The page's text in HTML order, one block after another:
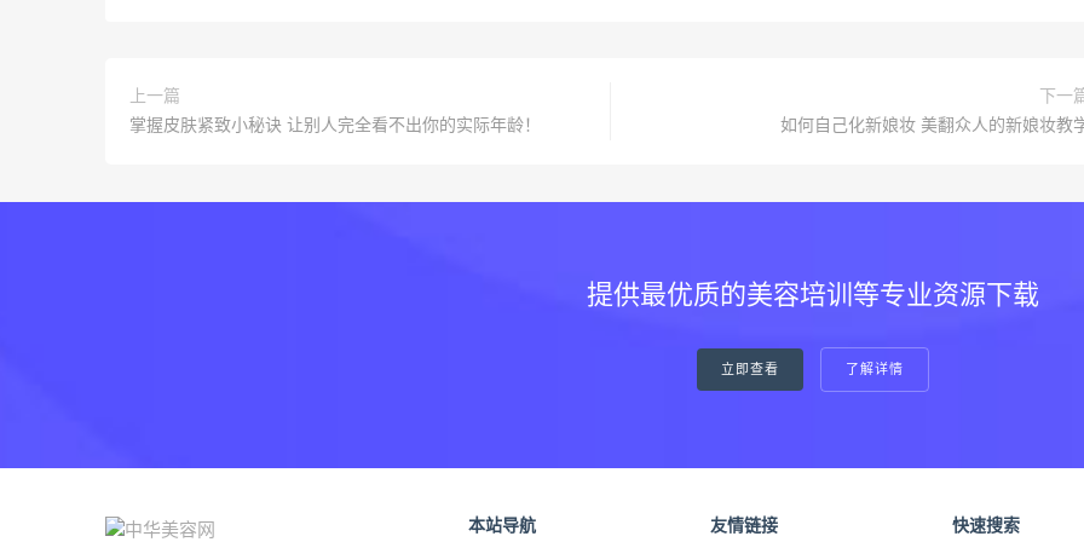
上一篇
掌握皮肤紧致小秘诀 让别人完全看不出你的实际年龄！
下一
如何自己化新娘妆 美翻众人的新娘妆教
提供最优质的美容培训等专业资源下载
立即查看 了解详情
本站导航 友情链接 快速搜索